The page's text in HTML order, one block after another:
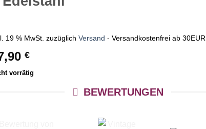
19 % MwSt. zuzüglich Versand - Versandkostenfrei ab 30EUR
€
vorrätig
BEWERTUNGEN